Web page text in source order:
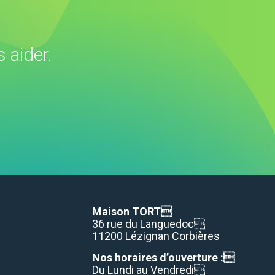
aider.
Maison TORT
36 rue du Languedoc
11200 Lézignan Corbières
Nos horaires d’ouverture :
Du Lundi au Vendredi